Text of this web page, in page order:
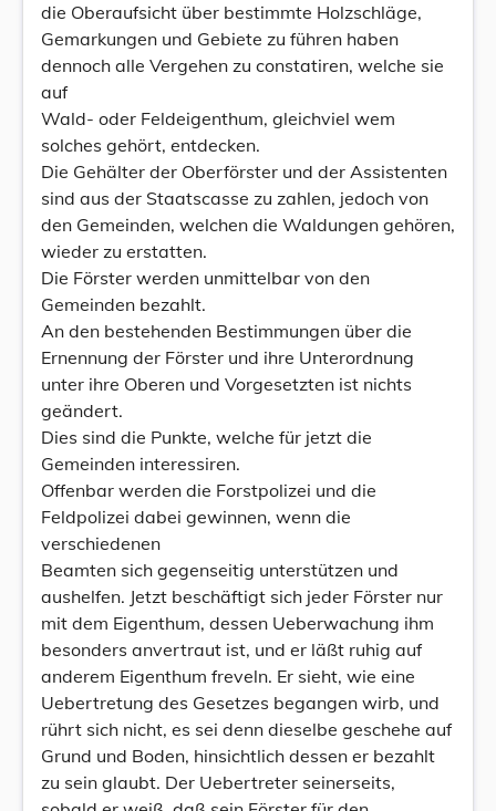
die Oberaufsicht über bestimmte Holzschläge,
Gemarkungen und Gebiete zu führen haben
dennoch alle Vergehen zu constatiren, welche sie
auf
Wald- oder Feldeigenthum, gleichviel wem
solches gehört, entdecken.
Die Gehälter der Oberförster und der Assistenten
sind aus der Staatscasse zu zahlen, jedoch von
den Gemeinden, welchen die Waldungen gehören,
wieder zu erstatten.
Die Förster werden unmittelbar von den
Gemeinden bezahlt.
An den bestehenden Bestimmungen über die
Ernennung der Förster und ihre Unterordnung
unter ihre Oberen und Vorgesetzten ist nichts
geändert.
Dies sind die Punkte, welche für jetzt die
Gemeinden interessiren.
Offenbar werden die Forstpolizei und die
Feldpolizei dabei gewinnen, wenn die
verschiedenen
Beamten sich gegenseitig unterstützen und
aushelfen. Jetzt beschäftigt sich jeder Förster nur
mit dem Eigenthum, dessen Ueberwachung ihm
besonders anvertraut ist, und er läßt ruhig auf
anderem Eigenthum freveln. Er sieht, wie eine
Uebertretung des Gesetzes begangen wirb, und
rührt sich nicht, es sei denn dieselbe geschehe auf
Grund und Boden, hinsichtlich dessen er bezahlt
zu sein glaubt. Der Uebertreter seinerseits,